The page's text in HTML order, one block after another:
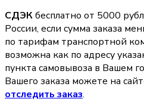
СДЭКбесплатно от 5000
России, если сумма заказа
по тарифам транспортной
возможна как по адресу
пункта самовывоза в Вашем
Вашего заказа можете на
отследить заказ.